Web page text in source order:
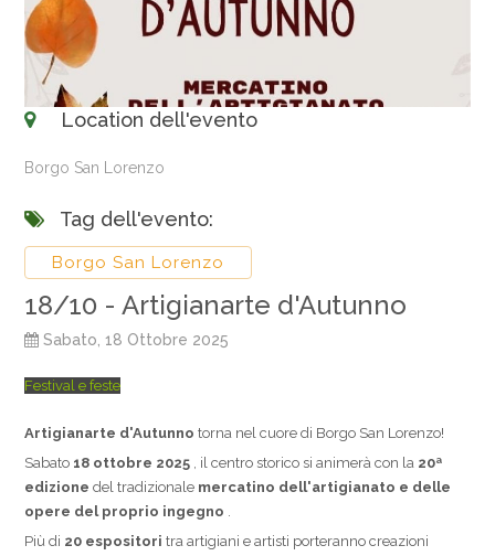
Location dell'evento
Borgo San Lorenzo
Tag dell'evento:
Borgo San Lorenzo
18/10 - Artigianarte d'Autunno
Sabato, 18 Ottobre 2025
Festival e feste
Artigianarte d'Autunno torna nel cuore di Borgo San Lorenzo!
Sabato 18 ottobre 2025 , il centro storico si animerà con la 20ª
edizione del tradizionale mercatino dell'artigianato e delle
opere del proprio ingegno
Più di 20 espositori tra artigiani e artisti porteranno creazioni